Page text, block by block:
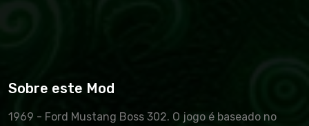
Sobre este Mod
1969 - Ford Mustang Boss 302. O jogo é baseado no